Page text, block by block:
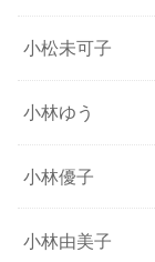
小松未可子
小林ゆう
小林優子
小林由美子